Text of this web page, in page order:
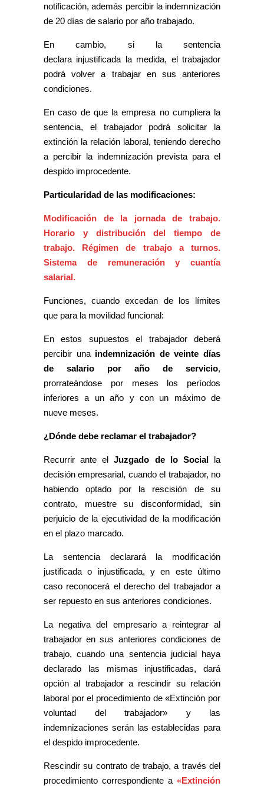
notificación, además percibir la indemnización
de 20 días de salario por año trabajado.
En cambio, si la sentencia
declara injustificada la medida, el trabajador
podrá volver a trabajar en sus anteriores
condiciones.
En caso de que la empresa no cumpliera la
sentencia, el trabajador podrá solicitar la
extinción la relación laboral, teniendo derecho
a percibir la indemnización prevista para el
despido improcedente.
Particularidad de las modificaciones:
Modificación de la jornada de trabajo.
Horario y distribución del tiempo de
trabajo. Régimen de trabajo a turnos.
Sistema de remuneración y cuantía
salarial.
Funciones, cuando excedan de los límites
que para la movilidad funcional:
En estos supuestos el trabajador deberá
percibir una indemnización de veinte días
de salario por año de servicio,
prorrateándose por meses los períodos
inferiores a un año y con un máximo de
nueve meses.
¿Dónde debe reclamar el trabajador?
Recurrir ante elJuzgado de lo Socialla
decisión empresarial, cuando el trabajador, no
habiendo optado por la rescisión de su
contrato, muestre su disconformidad, sin
perjuicio de la ejecutividad de la modificación
en el plazo marcado.
La sentencia declarará la modificación
justificada o injustificada, y en este último
caso reconocerá el derecho del trabajador a
ser repuesto en sus anteriores condiciones.
La negativa del empresario a reintegrar al
trabajador en sus anteriores condiciones de
trabajo, cuando una sentencia judicial haya
declarado las mismas injustificadas, dará
opción al trabajador a rescindir su relación
laboral por el procedimiento de «Extinción por
voluntad del trabajador» y las
indemnizaciones serán las establecidas para
el despido improcedente.
Rescindir su contrato de trabajo, a través del
procedimiento correspondiente a «Extinción